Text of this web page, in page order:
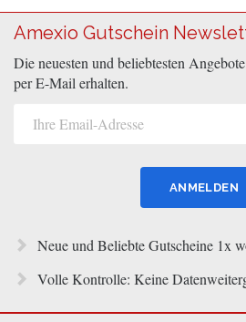
Amexio Gutschein
Die neuesten und beliebtesten
per E-Mail erhalten.
Neue und Beliebte Gutscheine 1x
Volle Kontrolle: Keine